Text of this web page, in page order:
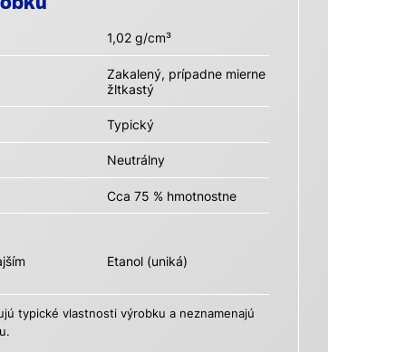
1,02 g/cm³
Zakalený, prípadne mierne
žltkastý
Typický
Neutrálny
Cca 75 % hmotnostne
Etanol (uniká)
typické vlastnosti výrobku a neznamenajú